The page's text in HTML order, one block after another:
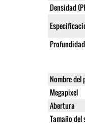
Densidad
Nombre del
Megapixel
Abertura
Tamaño del